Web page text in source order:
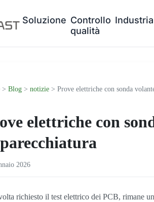
Soluzione Controllo
qualità
Industria
> Blog > notizie > Prove elettriche con sonda
elettriche con
2026
richiesto il test elettrico dei PCB, rimane